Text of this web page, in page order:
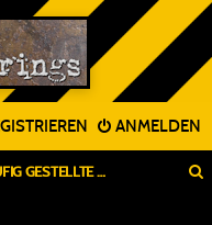
ANMELDEN
HÄUFIG GESTELLTE FRAGEN